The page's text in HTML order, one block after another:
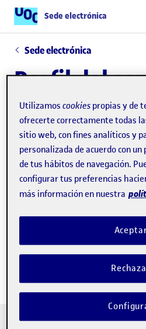
Sede electrónica
Sede electrónica
Perfil del
Desdeeste espaciopodéis
que convoca la UOC a
Pública de la Generalitat de
Más información
Para más información,
contractacio@uoc.edu
Utilizamoscookies propias y de
ofrecerte correctamente todas
sitio web, con fines analíticos y
personalizada de acuerdo con
de tus hábitos de navegación.
configurar tus preferencias
más información en nuestra